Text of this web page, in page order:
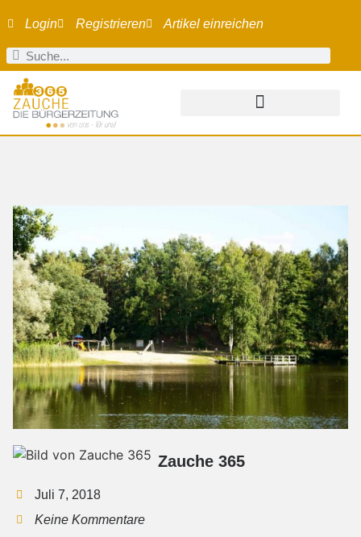
Login Registrieren Artikel einreichen
Zauche 365
Juli 7, 2018
Keine Kommentare